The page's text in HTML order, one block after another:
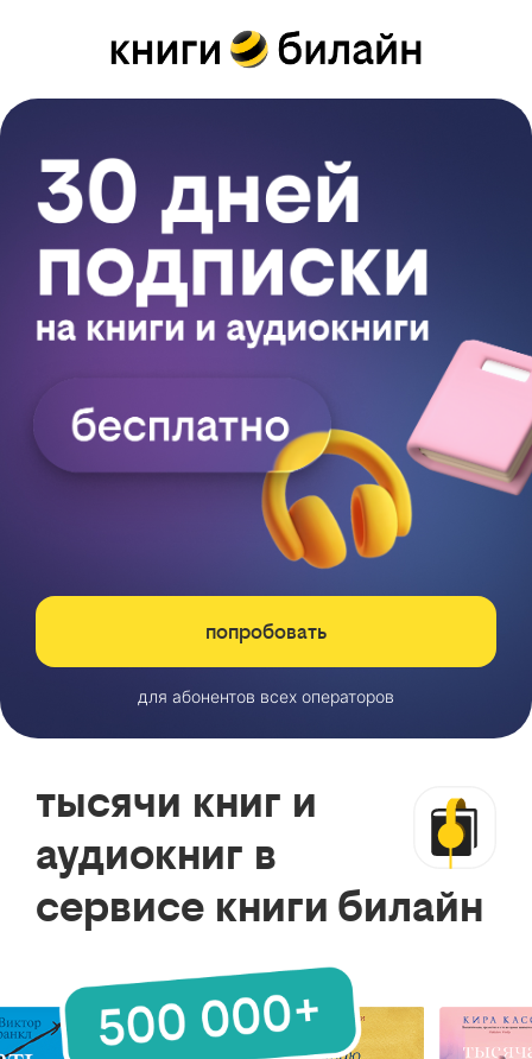
попробовать
для абонентов всех операторов
тысячи книг и
аудиокниг в
сервисе книги билайн